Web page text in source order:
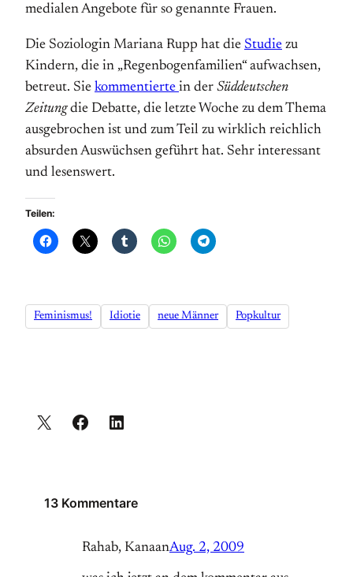
medialen Angebote für so genannte Frauen.
Die Soziologin Mariana Rupp hat die Studie zu
Kindern, die in „Regenbogenfamilien“ aufwachsen,
betreut. Sie kommentierte in der Süddeutschen
Zeitungdie Debatte, die letzte Woche zu dem Thema
ausgebrochen ist und zum Teil zu wirklich reichlich
absurden Auswüchsen geführt hat. Sehr interessant
und lesenswert.
Teilen:
Feminismus! Idiotie neue Männer Popkultur
13 Kommentare
Rahab, KanaanAug. 2, 2009